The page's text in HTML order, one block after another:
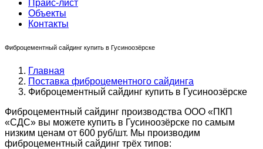
Прайс-лист
Объекты
Контакты
Фиброцементный сайдинг купить в Гусиноозёрске
Главная
Поставка фиброцементного сайдинга
Фиброцементный сайдинг купить в Гусиноозёрске
Фиброцементный сайдинг производства ООО «ПКП
«СДС» вы можете купить в Гусиноозёрске по самым
низким ценам от 600 руб/шт. Мы производим
фиброцементный сайдинг трёх типов: